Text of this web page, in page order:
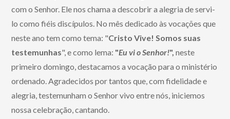
com o Senhor. Ele nos chama a descobrir a alegria de servi-
lo como fiéis discípulos. No mês dedicado às vocações que
neste ano tem como tema: "Cristo Vive! Somos suas
testemunhas", e como lema: "Eu vi o Senhor!", neste
primeiro domingo, destacamos a vocação para o ministério
ordenado. Agradecidos por tantos que, com fidelidade e
alegria, testemunham o Senhor vivo entre nós, iniciemos
nossa celebração, cantando.